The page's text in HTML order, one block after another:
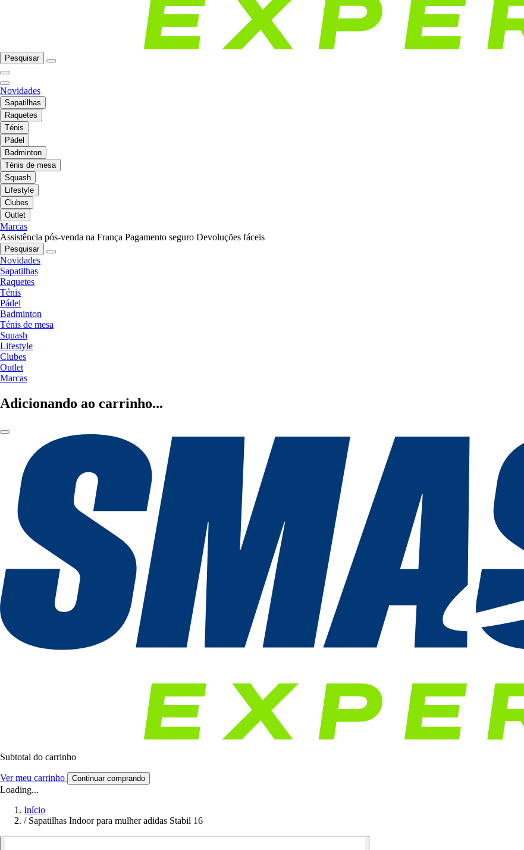
Pesquisar
Novidades
Sapatilhas
Raquetes
Ténis
Pádel
Badminton
Ténis de mesa
Squash
Lifestyle
Clubes
Outlet
Marcas
Assistência pós-venda na França Pagamento seguro Devoluções fáceis
Pesquisar
Novidades
Sapatilhas
Raquetes
Ténis
Pádel
Badminton
Ténis de mesa
Squash
Lifestyle
Clubes
Outlet
Marcas
Adicionando ao carrinho...
Subtotal do carrinho
Ver meu carrinho Continuar comprando
Loading...
Início
/ Sapatilhas Indoor para mulher adidas Stabil 16